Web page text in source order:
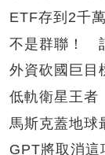
ETF存到2千
不是群聯！
外資砍國巨目
低軌衛星王
馬斯克蓋地
GPT將取消